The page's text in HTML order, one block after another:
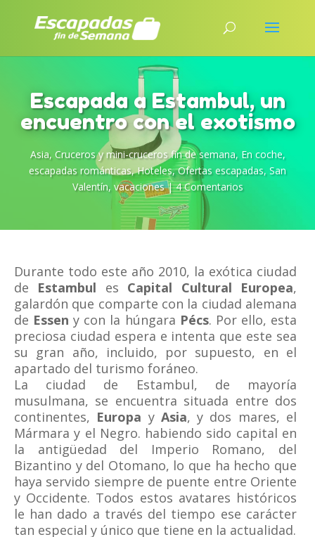
Escapada a Estambul, un
encuentro con el exotismo
Asia, Cruceros y mini-cruceros fin de semana, En coche,
escapadas románticas,Hoteles,Ofertas escapadas, San
Valentín, vacaciones|4 Comentarios
Durante todo este año 2010, la exótica ciudad
de Estambul es Capital Cultural Europea,
galardón que comparte con la ciudad alemana
de Essen y con la húngara Pécs. Por ello, esta
preciosa ciudad espera e intenta que este sea
su gran año, incluido, por supuesto, en el
apartado del turismo foráneo.
La ciudad de Estambul, de mayoría
musulmana, se encuentra situada entre dos
continentes, Europa y Asia, y dos mares, el
Mármara y el Negro. habiendo sido capital en
la antigüedad del Imperio Romano, del
Bizantino y del Otomano, lo que ha hecho que
haya servido siempre de puente entre Oriente
y Occidente. Todos estos avatares históricos
le han dado a través del tiempo ese carácter
tan especial y único que tiene en la actualidad.